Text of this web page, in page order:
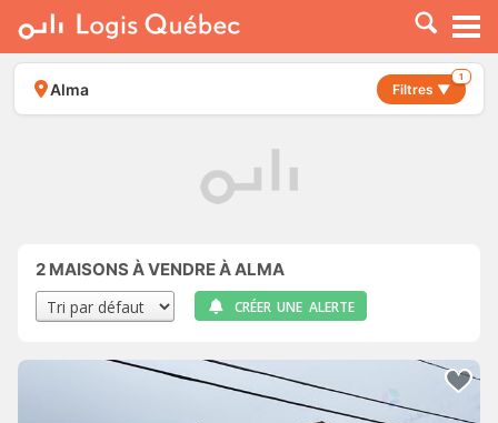
À LOUER
À VENDRE
PLACER UNE ANNONCE
Alma Filtres ▼
1
2 MAISONS À VENDRE À ALMA
CRÉER UNE ALERTE